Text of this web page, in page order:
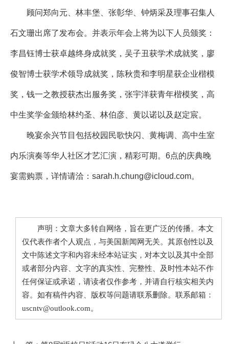
顾问郑向元、林丰堡、张彰华、钟炳采及理事召集人
石文珊出席了发布会。并表示年会上将为以下人员颁奖：
李昌钰博士获卓越终身成就奖，吴子丑获学术成就奖，廖
俊智博士获学术领导成就奖，陈秋贵和李明星获企业楷模
奖，钱一之教授获杰出服务奖，张宇洋获青年楷模奖，高
中生奖学金颁给林约圣、林伯彦、黄以诺以及赵定宸。
晚宴余兴节目包括校园民歌快闪、黄梅调、高中生室
内乐演奏等华人社区才艺汇演，精彩可期。6点的庆典晚
宴需购票，详情请洽：sarah.h.chung@icloud.com。
声明：文章大多转自网络，旨在更广泛的传播。本文
仅代表作者个人观点，与美国新闻网无关。其原创性以及
文中陈述文字和内容未经本站证实，对本文以及其中全部
或者部分内容、文字的真实性、完整性、及时性本站不作
任何保证或承诺，请读者仅作参考，并请自行核实相关内
容。如有稿件内容、版权等问题请联系删除。联系邮箱：
uscntv@outlook.com。